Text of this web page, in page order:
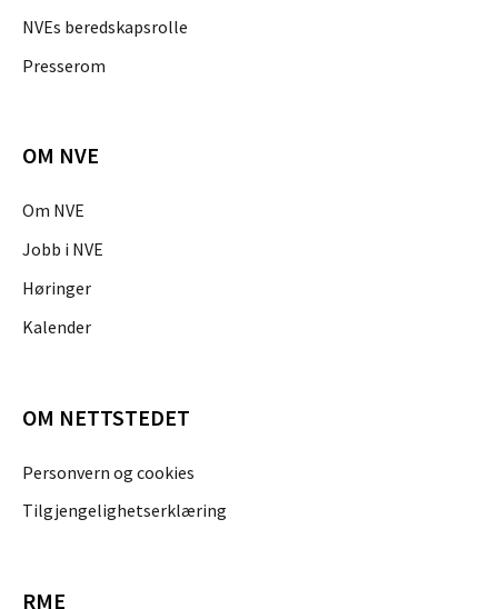
NVEs beredskapsrolle
Presserom
OM NVE
Om NVE
Jobb i NVE
Høringer
Kalender
OM NETTSTEDET
Personvern og cookies
Tilgjengelighetserklæring
RME